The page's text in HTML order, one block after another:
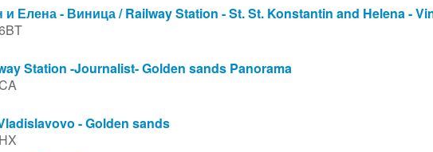
Елена - Виница / Railway Station - St. St. Konstantin and Helena -
Station -Journalist- Golden sands Panorama
- Golden sands